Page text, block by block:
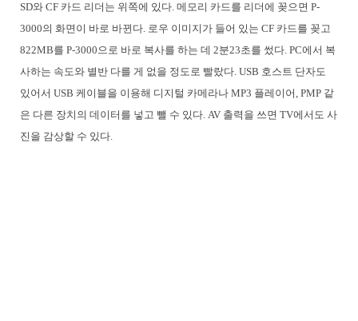
SD와 CF 카드 리더는 위쪽에 있다. 메모리 카드를 리더에 꽂으면 P-
3000의 화면이 바로 바뀐다. 로우 이미지가 들어 있는 CF 카드를 꽂고
822MB를 P-3000으로 바로 복사를 하는 데 2분23초를 썼다. PC에서 복
사하는 속도와 별반 다를 게 없을 정도로 빨랐다. USB 호스트 단자도
있어서 USB 케이블을 이용해 디지털 카메라나 MP3 플레이어, PMP 같
은 다른 장치의 데이터를 넣고 뺄 수 있다. AV 출력을 쓰면 TV에서도 사
진을 감상할 수 있다.